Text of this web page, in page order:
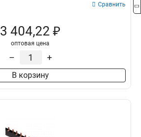
Сравнить
3 404,22 ₽
оптовая цена
– +
В корзину